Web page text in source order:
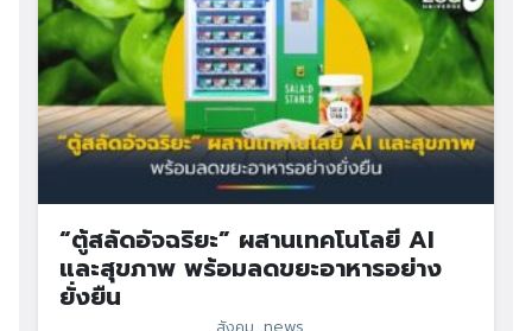
“ตู้สลัดอัจฉริยะ” ผสานเทคโนโลยี AI
และสุขภาพ พร้อมลดขยะอาหารอย่าง
ยั่งยืน